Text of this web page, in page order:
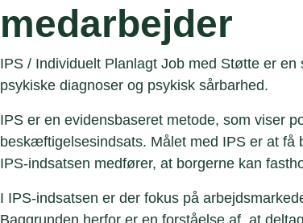
medarbejder
IPS / Individuelt Planlagt Job med Støtte er
psykiske diagnoser og psykisk sårbarhed.
IPS er en evidensbaseret metode, som viser
beskæftigelsesindsats. Målet med IPS er at
IPS-indsatsen medfører, at borgerne kan
I IPS-indsatsen er der fokus på
Baggrunden herfor er en forståelse af, at